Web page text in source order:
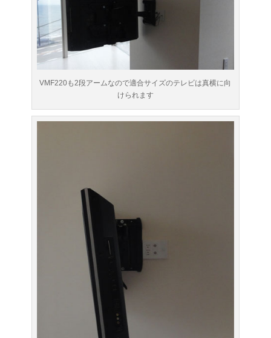
VMF220も2段アームなので適合サイズのテレビは真横に向
けられます